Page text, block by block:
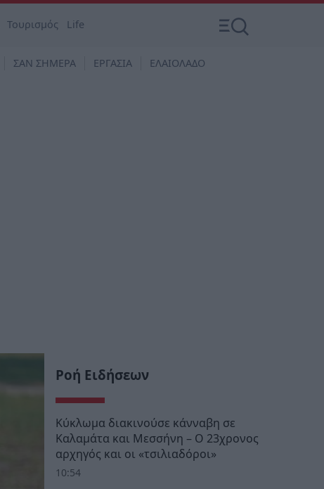
Τουρισμός Life
ΣΑΝ ΣΗΜΕΡΑ ΕΡΓΑΣΙΑ ΕΛΑΙΟΛΑΔΟ
Ροή Ειδήσεων
Κύκλωμα διακινούσε κάνναβη σε
Καλαμάτα και Μεσσήνη – Ο 23χρονος
αρχηγός και οι «τσιλιαδόροι»
10:54